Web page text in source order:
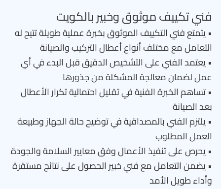
فني تكييف موثوق وخبير بالكويت
• يتمتع فني التكييف الموثوق بخبرة عملية طويلة تتيح له
التعامل مع مختلف أنواع أعطال التركيب والصيانة
• يعتمد الفني على التشخيص الدقيق قبل البدء في أي
عمل لضمان معالجة المشكلة من جذورها
• تساهم الخبرة الفنية في تقليل احتمالية تكرار الأعطال
بعد الصيانة
• يلتزم الفني بالمصداقية في توضيح حالة الجهاز وطبيعة
العمل المطلوب
• يحرص على تنفيذ الأعمال وفق معايير السلامة والجودة
• يضمن التعامل مع فني خبير الحصول على نتائج مستقرة
وأداء طويل الأمد